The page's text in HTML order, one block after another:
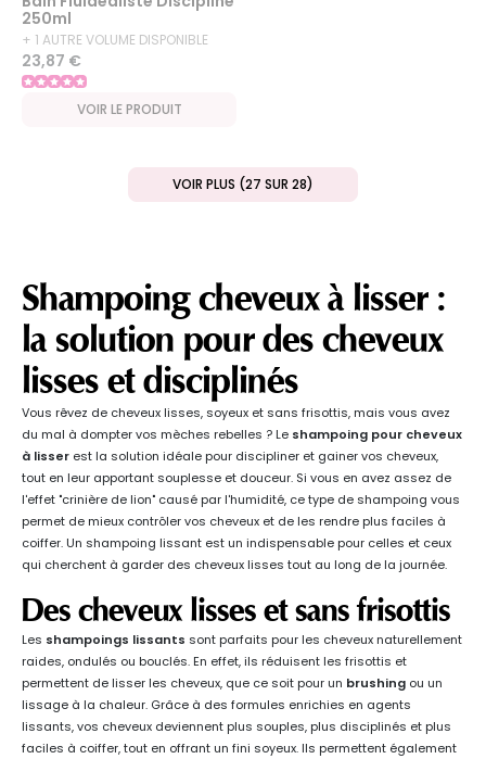
250ml
+ 1 AUTRE VOLUME DISPONIBLE
23,87 €
VOIR LE PRODUIT
VOIR PLUS (27 SUR 28)
Shampoing cheveux à lisser :
la solution pour des cheveux
lisses et disciplinés
Vous rêvez de cheveux lisses, soyeux et sans frisottis, mais vous avez
du mal à dompter vos mèches rebelles ? Le shampoing pour cheveux
à lisser est la solution idéale pour discipliner et gainer vos cheveux,
tout en leur apportant souplesse et douceur. Si vous en avez assez de
l'effet "crinière de lion" causé par l'humidité, ce type de shampoing vous
permet de mieux contrôler vos cheveux et de les rendre plus faciles à
coiffer. Un shampoing lissant est un indispensable pour celles et ceux
qui cherchent à garder des cheveux lisses tout au long de la journée.
Des cheveux lisses et sans frisottis
Les shampoings lissants sont parfaits pour les cheveux naturellement
raides, ondulés ou bouclés. En effet, ils réduisent les frisottis et
permettent de lisser les cheveux, que ce soit pour un brushing ou un
lissage à la chaleur. Grâce à des formules enrichies en agents
lissants, vos cheveux deviennent plus souples, plus disciplinés et plus
faciles à coiffer, tout en offrant un fini soyeux. Ils permettent également